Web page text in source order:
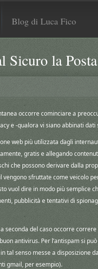
Blog di Luca Fico
Sicuro la
occorre cominciare a
e -qualora vi siano abbinati
web più utilizzata dagli
gratis e allegando
che possono derivare dalla
sfruttate come veicolo
vuol dire in modo più semplice
pubblicità e tentativi di
seconda del caso occorre
antivirus. Per l’antispam si
tal senso messe a disposizione
gmail, per esempio).